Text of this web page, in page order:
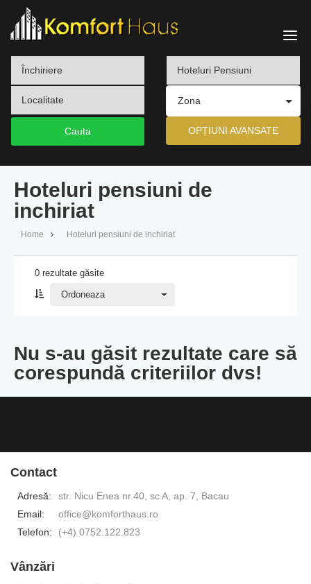
Komfort
Haus
Zona
OPȚIUNI AVANSATE
Hoteluri pensiuni de
inchiriat
Home Hoteluri pensiuni de inchiriat
0 rezultate găsite
Ordonează
Ordoneaza
Nu s-au găsit rezultate care să
corespundă criteriilor dvs!
Contact
Adresă:
str. Nicu Enea nr.40, sc A, ap. 7, Bacau
Email:
office@komforthaus.ro
Telefon:
(+4) 0752.122.823
Vânzări